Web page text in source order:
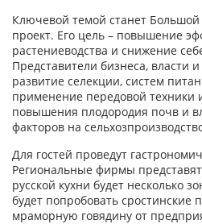
Ключевой темой станет Большой
проект. Его цель – повышение
растениеводства и снижение
Представители бизнеса, власти
развитие селекции, систем
применение передовой техники
повышения плодородия почв и
факторов на
Для гостей проведут
Региональные фирмы
русской кухни будет несколько
будет попробовать сростинские
мраморную говядину от